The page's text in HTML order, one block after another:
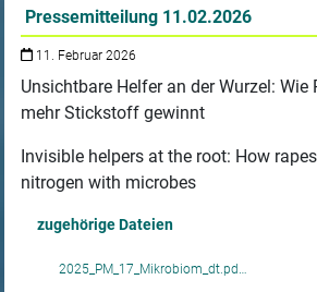
Pressemitteilung 11.02.2026
11. Februar 2026
Unsichtbare Helfer an der Wurzel:
mehr Stickstoff gewinnt
Invisible helpers at the root: How
nitrogen with microbes
zugehörige Dateien
2025_PM_17_Mikrobiom_dt.pd…